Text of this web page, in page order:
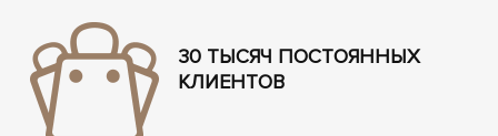
30 ТЫСЯЧ ПОСТОЯННЫХ
КЛИЕНТОВ